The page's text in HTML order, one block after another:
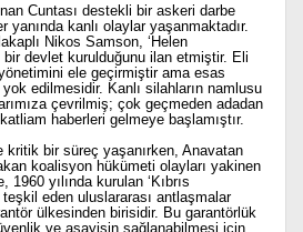
Cuntası destekli bir askeri darbe
yanında kanlı olaylar yaşanmaktadır.
Nikos Samson, ‘Helen
bir devlet kurulduğunu ilan etmiştir. Eli
ele geçirmiştir ama esas
yok edilmesidir. Kanlı silahların namlusu
çevrilmiş; çok geçmeden adadan
haberleri gelmeye başlamıştır.
kritik bir süreç yaşanırken, Anavatan
koalisyon hükümeti olayları yakinen
yılında kurulan ‘Kıbrıs
eden uluslararası antlaşmalar
ülkesinden birisidir. Bu garantörlük
ve asayişin sağlanabilmesi için